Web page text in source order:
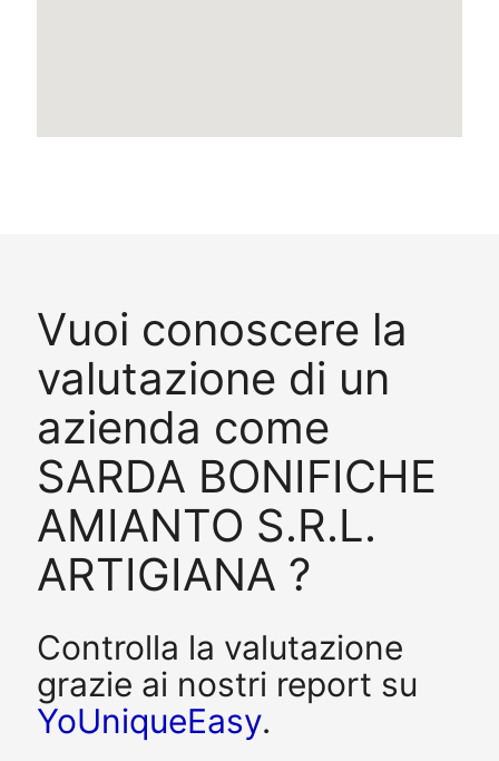
Vuoi conoscere la
valutazione di un
azienda come
SARDA BONIFICHE
AMIANTO S.R.L.
ARTIGIANA ?
Controlla la valutazione
grazie ai nostri report su
YoUniqueEasy.